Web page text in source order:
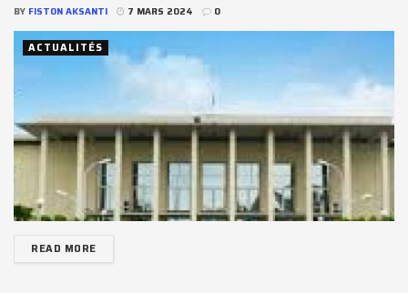
BY FISTON AKSANTI 7 MARS 2024 0
ACTUALITÉS
READ MORE